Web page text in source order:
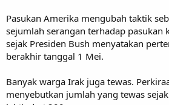
Pasukan Amerika mengubah taktik
sejumlah serangan terhadap pasukan
sejak Presiden Bush menyatakan
berakhir tanggal 1 Mei.
Banyak warga Irak juga tewas.
menyebutkan jumlah yang tewas